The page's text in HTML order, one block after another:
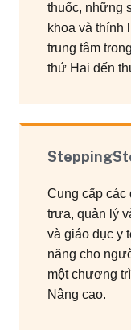
thuốc, những
khoa và thính
trung tâm
thứ Hai đến
Cung cấp các
trưa, quản lý
và giáo dục y
năng cho
một chương
Nâng cao.